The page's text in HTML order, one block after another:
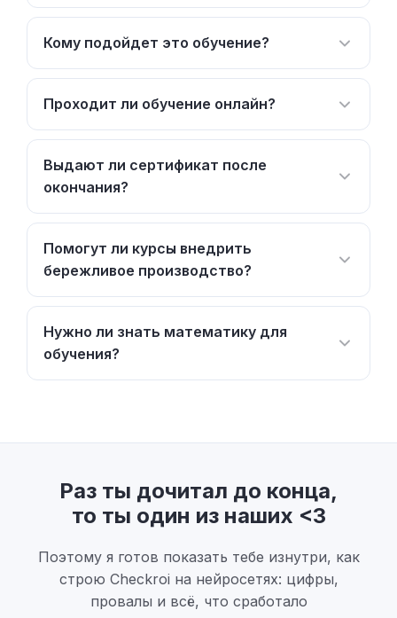
Кому подойдет это обучение?
Проходит ли обучение онлайн?
Выдают ли сертификат после
окончания?
Помогут ли курсы внедрить
бережливое производство?
Нужно ли знать математику для
обучения?
Раз ты дочитал до конца,
то ты один из наших <3
Поэтому я готов показать тебе изнутри, как
строю Checkroi на нейросетях: цифры,
провалы и всё, что сработало